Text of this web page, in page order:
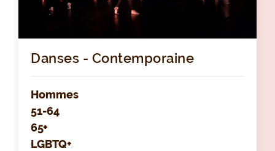
Danses - Contemporaine
Hommes
51-64
65+
LGBTQ+